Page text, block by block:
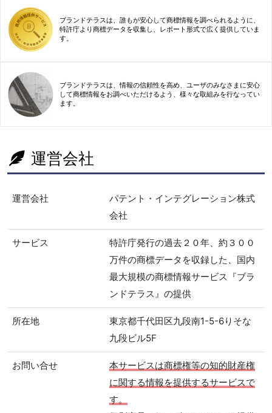
ブランドテラスは、誰もが安心して商標情報を調べられるように、
特許庁より商標データを収集し、レポート形式で広く提供していま
す。
ブランドテラスは、情報の信頼性を高め、ユーザのみなさまに安心
して商標情報をお調べいただけるよう、様々な取組みを行なってい
ます。
運営会社
運営会社
パテント・インテグレーション株式
会社
サービス
特許庁発行の過去２０年、約３００
万件の商標データを収録した、国内
最大規模の商標情報サービス『ブラ
ンドテラス』の提供
所在地
東京都千代田区九段南1-5-6りそな
九段ビル5F
お問い合せ
本サービスは商標権等の知的財産権
に関する情報を提供するサービスで
す。